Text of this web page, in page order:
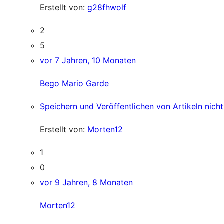
Erstellt von: g28fhwolf
2
5
vor 7 Jahren, 10 Monaten
Bego Mario Garde
Speichern und Veröffentlichen von Artikeln
Erstellt von: Morten12
1
0
vor 9 Jahren, 8 Monaten
Morten12